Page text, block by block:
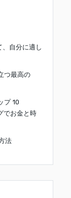
自分に適し
つ最高の
プ 10
でお金と時
法